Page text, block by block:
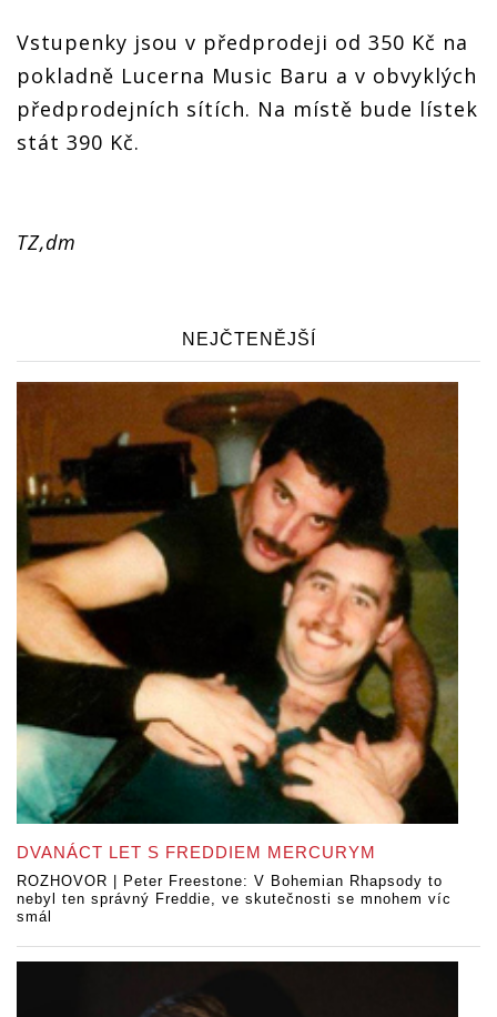
Vstupenky jsou v předprodeji od 350 Kč na
pokladně Lucerna Music Baru a v obvyklých
předprodejních sítích. Na místě bude lístek
stát 390 Kč.
TZ,dm
NEJČTENĚJŠÍ
DVANÁCT LET S FREDDIEM MERCURYM
ROZHOVOR | Peter Freestone: V Bohemian Rhapsody to
nebyl ten správný Freddie, ve skutečnosti se mnohem víc
smál